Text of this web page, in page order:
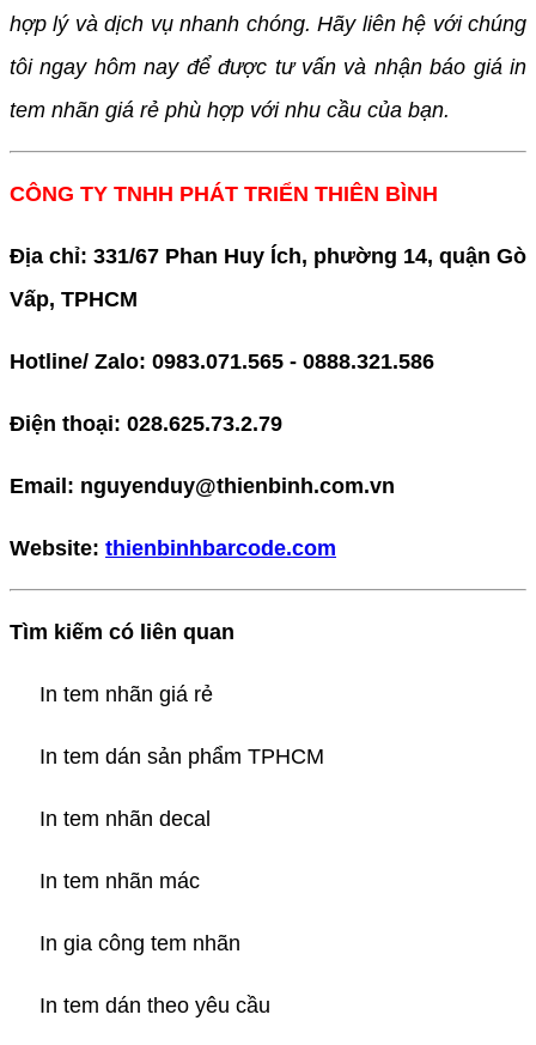
hợp lý và dịch vụ nhanh chóng. Hãy liên hệ với chúng
tôi ngay hôm nay để được tư vấn và nhận báo giá in
tem nhãn giá rẻ phù hợp với nhu cầu của bạn.
CÔNG TY TNHH PHÁT TRIỂN THIÊN BÌNH
Địa chỉ: 331/67 Phan Huy Ích, phường 14, quận Gò
Vấp, TPHCM
Hotline/ Zalo: 0983.071.565 - 0888.321.586
Điện thoại: 028.625.73.2.79
Email: nguyenduy@thienbinh.com.vn
Website: thienbinhbarcode.com
Tìm kiếm có liên quan
In tem nhãn giá rẻ
In tem dán sản phẩm TPHCM
In tem nhãn decal
In tem nhãn mác
In gia công tem nhãn
In tem dán theo yêu cầu